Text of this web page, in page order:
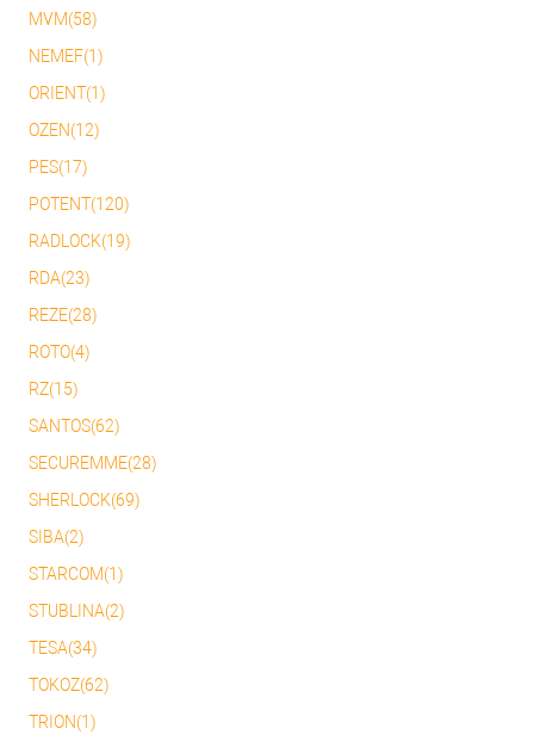
MVM(58)
NEMEF(1)
ORIENT(1)
OZEN(12)
PES(17)
POTENT(120)
RADLOCK(19)
RDA(23)
REZE(28)
ROTO(4)
RZ(15)
SANTOS(62)
SECUREMME(28)
SHERLOCK(69)
SIBA(2)
STARCOM(1)
STUBLINA(2)
TESA(34)
TOKOZ(62)
TRION(1)